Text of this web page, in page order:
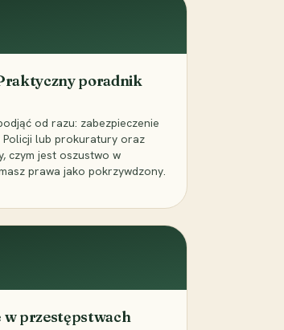
poradnik
od razu: zabezpieczenie
Policji lub prokuratury oraz
czym jest oszustwo w
prawa jako pokrzywdzony.
w przestępstwach